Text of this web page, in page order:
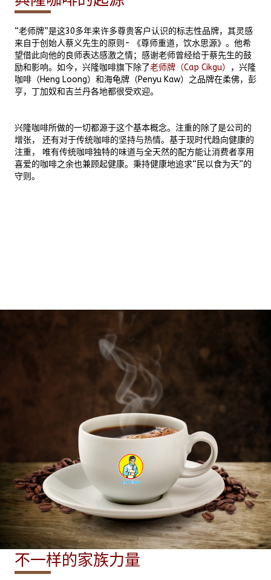
“老师牌”是这30多年来许多尊贵客户认识的标志性品牌，其灵感
来自于创始人蔡义先生的原则- 《尊师重道，饮水思源》。他希
望借此向他的良师表达感激之情；感谢老师曾经给于蔡先生的鼓
励和影响。如今，兴隆咖啡旗下除了老师牌（Cap Cikgu）
，兴隆
咖啡（Heng Loong）和海龟牌（Penyu Kaw）之品牌在柔佛，彭
亨，丁加奴和吉兰丹各地都很受欢迎。
兴隆咖啡所做的一切都源于这个基本概念。注重的除了是公司的
增张， 还有对于传统咖啡的坚持与热情。基于现时代趋向健康的
注重， 唯有传统咖啡独特的味道与全天然的配方能让消费者享用
喜爱的咖啡之余也兼顾起健康。秉持健康地追求“民以食为天”的
守则。
不一样的家族力量